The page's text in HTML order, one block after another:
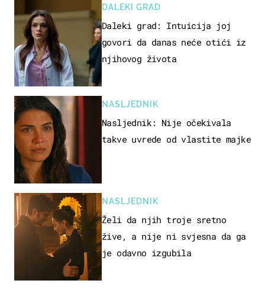
DALEKI GRAD
Daleki grad: Intuicija joj
govori da danas neće otići iz
njihovog života
NASLJEDNIK
Nasljednik: Nije očekivala
takve uvrede od vlastite majke
NASLJEDNIK
Želi da njih troje sretno
žive, a nije ni svjesna da ga
je odavno izgubila